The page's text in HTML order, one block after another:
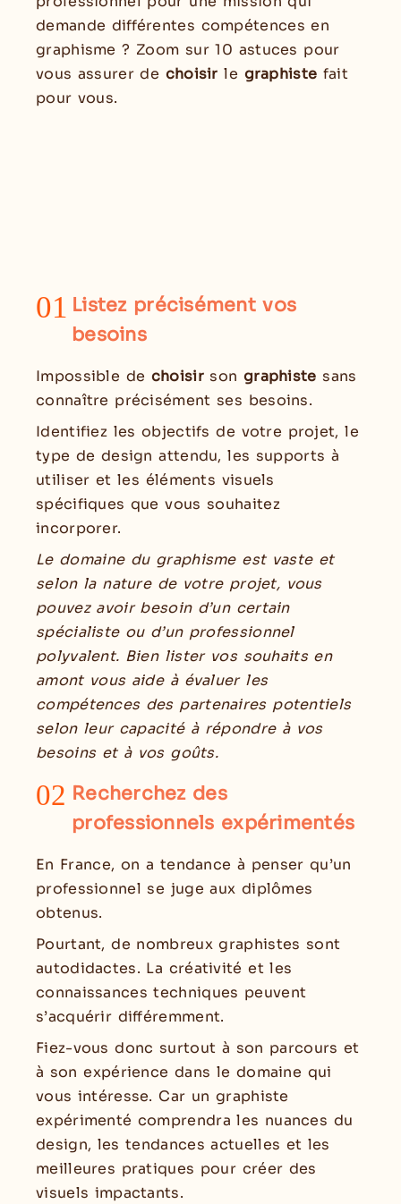
demande différentes compétences en
graphisme ? Zoom sur 10 astuces pour
vous assurer de choisir le graphiste fait
pour vous.
01 Listez précisément vos
besoins
Impossible de choisirson graphiste sans
connaître précisément ses besoins.
Identifiez les objectifs de votre projet, le
type de design attendu, les supports à
utiliser et les éléments visuels
spécifiques que vous souhaitez
incorporer.
Le domaine du graphisme est vaste et
selon la nature de votre projet, vous
pouvez avoir besoin d’un certain
spécialiste ou d’un professionnel
polyvalent. Bien lister vos souhaits en
amont vous aide à évaluer les
compétences des partenaires potentiels
selon leur capacité à répondre à vos
besoins et à vos goûts.
02 Recherchez des
professionnels expérimentés
En France, on a tendance à penser qu’un
professionnel se juge aux diplômes
obtenus.
Pourtant, de nombreux graphistes sont
autodidactes. La créativité et les
connaissances techniques peuvent
s’acquérir différemment.
Fiez-vous donc surtout à son parcours et
à son expérience dans le domaine qui
vous intéresse. Car un graphiste
expérimenté comprendra les nuances du
design, les tendances actuelles et les
meilleures pratiques pour créer des
visuels impactants.